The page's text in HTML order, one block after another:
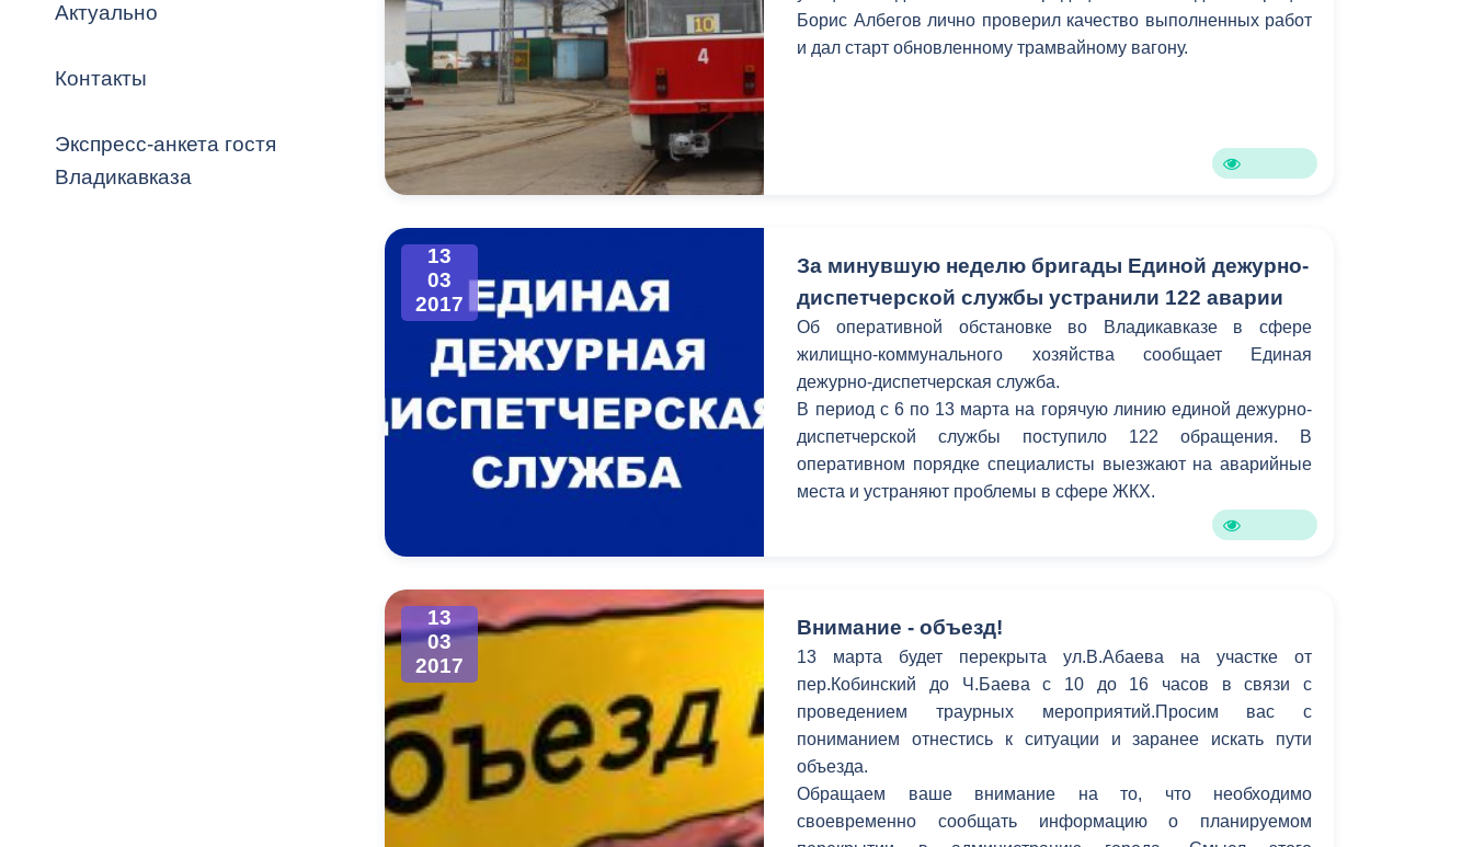
Владикавказ
Распоряжения, постановления Кадровая политика Противодействие коррупции
ОРВ и экспертиза НПА Контактная информация
Оценка деятельности органов
местного самоуправления
Списки граждан, состоящих на
учете в качестве нуждающихся в
улучшении жилищных условий по
Открытые данные
Общественное обсуждение
документов стратегического
планирования
Гражданская оборона в
чрезвычайных ситуациях
Незаконное строительство
Информация о результатах
Порядок обжалования решений и
Информация финансового
Бесплатная юридическая помощь
Муниципальный контроль Выборы 2026
Актуально
Контакты
Экспресс-анкета гостя
Владикавказа
Борис Албегов лично проверил качество выполненных работ
и дал старт обновленному трамвайному вагону.
13
03
2017
За минувшую неделю бригады Единой дежурно-
диспетчерской службы устранили 122 аварии
Об оперативной обстановке во Владикавказе в сфере
жилищно-коммунального хозяйства сообщает Единая
дежурно-диспетчерская служба.
В период c 6 по 13 марта на горячую линию единой дежурно-
диспетчерской службы поступило 122 обращения. В
оперативном порядке специалисты выезжают на аварийные
места и устраняют проблемы в сфере ЖКХ.
13
03
2017
Внимание - объезд!
13 марта будет перекрыта ул.В.Абаева на участке от
пер.Кобинский до Ч.Баева с 10 до 16 часов в связи с
проведением траурных мероприятий.Просим вас с
пониманием отнестись к ситуации и заранее искать пути
объезда.
Обращаем ваше внимание на то, что необходимо
своевременно сообщать информацию о планируемом